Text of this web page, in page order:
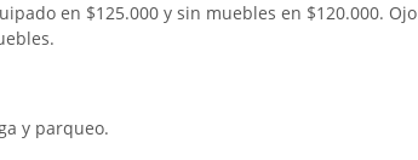
en $125.000 y sin muebles en $120.000. Ojo
y parqueo.